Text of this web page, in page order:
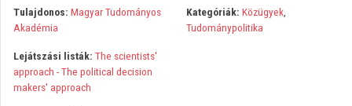
Tulajdonos: Magyar Tudományos
Akadémia
Kategóriák: Közügyek,
Tudománypolitika
Lejátszási listák: The scientists'
approach - The political decision
makers' approach